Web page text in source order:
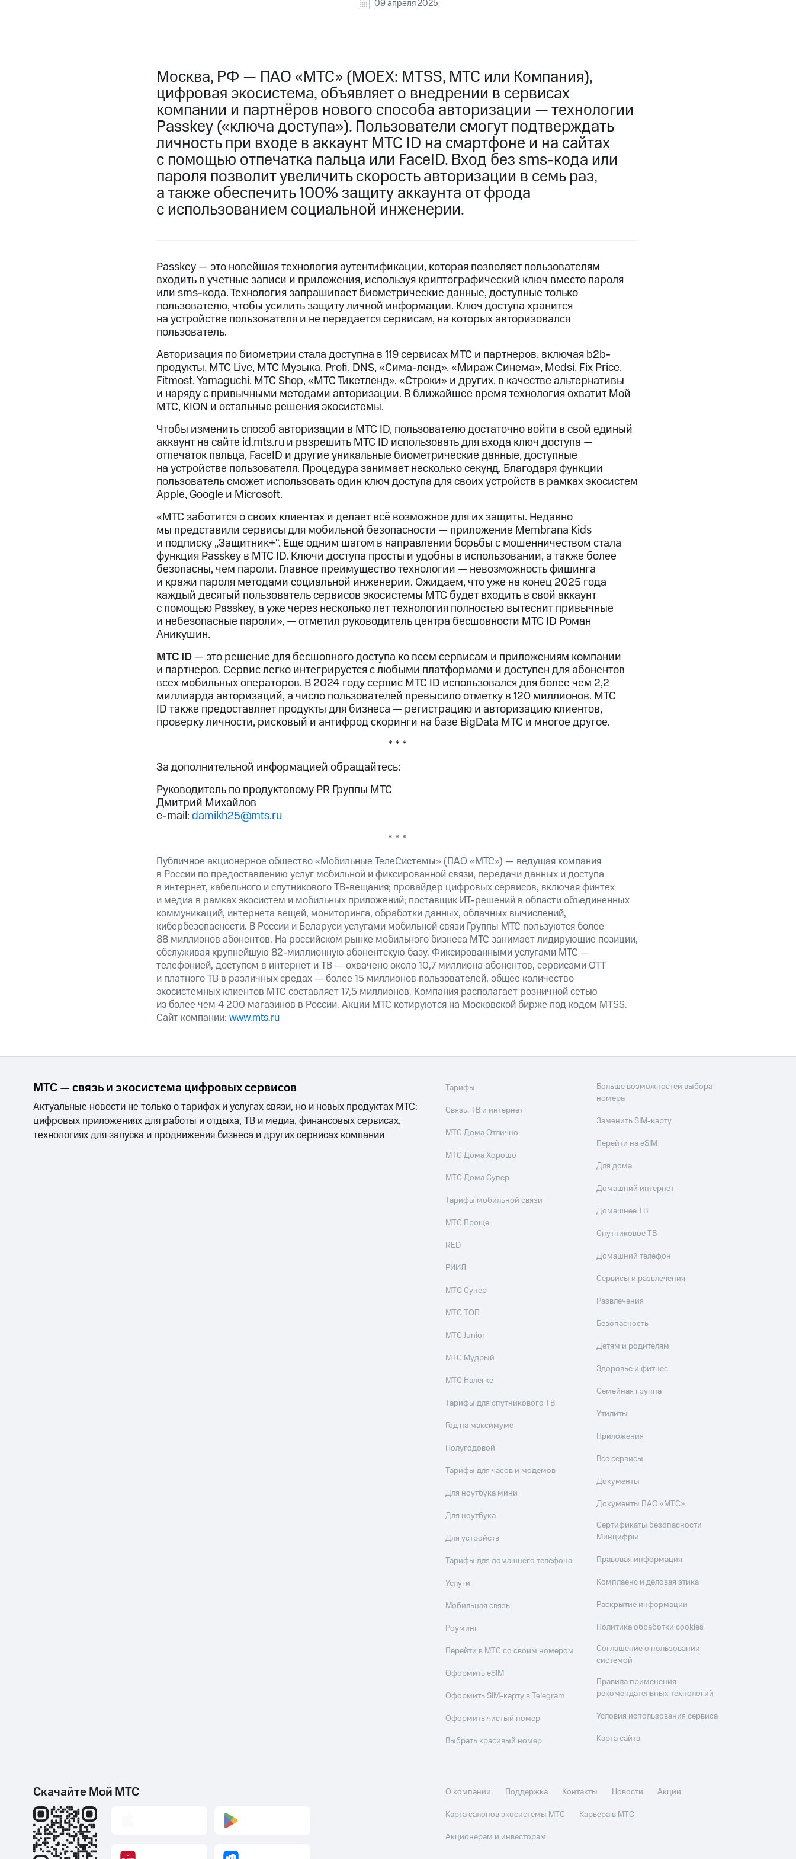
09 апреля 2025
Москва, РФ — ПАО «МТС» (MOEX: MTSS, МТС или Компания),
цифровая экосистема, объявляет о внедрении в сервисах
компании и партнёров нового способа авторизации — технологии
Passkey («ключа доступа»). Пользователи смогут подтверждать
личность при входе в аккаунт МТС ID на смартфоне и на сайтах
c помощью отпечатка пальца или FaceID. Вход без sms-кода или
пароля позволит увеличить скорость авторизации в семь раз,
а также обеспечить 100% защиту аккаунта от фрода
с использованием социальной инженерии.
Passkey — это новейшая технология аутентификации, которая позволяет пользователям
входить в учетные записи и приложения, используя криптографический ключ вместо пароля
или sms-кода. Технология запрашивает биометрические данные, доступные только
пользователю, чтобы усилить защиту личной информации. Ключ доступа хранится
на устройстве пользователя и не передается сервисам, на которых авторизовался
пользователь.
Авторизация по биометрии стала доступна в 119 сервисах МТС и партнеров, включая b2b-
продукты, МТС Live, МТС Музыка, Profi, DNS, «Сима-ленд», «Мираж Синема», Medsi, Fix Price,
Fitmost, Yamaguchi, МТС Shop, «МТС Тикетленд», «Строки» и других, в качестве альтернативы
и наряду с привычными методами авторизации. В ближайшее время технология охватит Мой
МТС, KION и остальные решения экосистемы.
Чтобы изменить способ авторизации в МТС ID, пользователю достаточно войти в свой единый
аккаунт на сайте id.mts.ru и разрешить МТС ID использовать для входа ключ доступа —
отпечаток пальца, FaceID и другие уникальные биометрические данные, доступные
на устройстве пользователя. Процедура занимает несколько секунд. Благодаря функции
пользователь сможет использовать один ключ доступа для своих устройств в рамках экосистем
Apple, Google и Microsoft.
«МТС заботится о своих клиентах и делает всё возможное для их защиты. Недавно
мы представили сервисы для мобильной безопасности — приложение Membrana Kids
и подписку „Защитник+“. Еще одним шагом в направлении борьбы с мошенничеством стала
функция Passkey в МТС ID. Ключи доступа просты и удобны в использовании, а также более
безопасны, чем пароли. Главное преимущество технологии — невозможность фишинга
и кражи пароля методами социальной инженерии. Ожидаем, что уже на конец 2025 года
каждый десятый пользователь сервисов экосистемы МТС будет входить в свой аккаунт
с помощью Passkey, а уже через несколько лет технология полностью вытеснит привычные
и небезопасные пароли», — отметил руководитель центра бесшовности МТС ID Роман
Аникушин.
МТС ID— это решение для бесшовного доступа ко всем сервисам и приложениям компании
и партнеров. Сервис легко интегрируется с любыми платформами и доступен для абонентов
всех мобильных операторов. В 2024 году сервис МТС ID использовался для более чем 2,2
миллиарда авторизаций, а число пользователей превысило отметку в 120 миллионов. МТС
ID также предоставляет продукты для бизнеса — регистрацию и авторизацию клиентов,
проверку личности, рисковый и антифрод скоринги на базе BigData МТС и многое другое.
* * *
За дополнительной информацией обращайтесь:
Руководитель по продуктовому PR Группы МТС
Дмитрий Михайлов
e-mail:damikh25@mts.ru
* * *
Публичное акционерное общество «Мобильные ТелеСистемы» (ПАО «МТС») — ведущая компания
в России по предоставлению услуг мобильной и фиксированной связи, передачи данных и доступа
в интернет, кабельного и спутникового ТВ-вещания; провайдер цифровых сервисов, включая финтех
и медиа в рамках экосистем и мобильных приложений; поставщик ИТ-решений в области объединенных
коммуникаций, интернета вещей, мониторинга, обработки данных, облачных вычислений,
кибербезопасности. В России и Беларуси услугами мобильной связи Группы МТС пользуются более
88 миллионов абонентов. На российском рынке мобильного бизнеса МТС занимает лидирующие позиции,
обслуживая крупнейшую 82-миллионную абонентскую базу. Фиксированными услугами МТС —
телефонией, доступом в интернет и ТВ — охвачено около 10,7 миллиона абонентов, сервисами OTT
и платного ТВ в различных средах — более 15 миллионов пользователей, общее количество
экосистемных клиентов МТС составляет 17,5 миллионов. Компания располагает розничной сетью
из более чем 4 200 магазинов в России. Акции МТС котируются на Московской бирже под кодом MTSS.
Сайт компании: www.mts.ru
МТС — связь и экосистема цифровых сервисов
Актуальные новости не только о тарифах и услугах связи, но и новых продуктах МТС:
цифровых приложениях для работы и отдыха, ТВ и медиа, финансовых сервисах,
технологиях для запуска и продвижения бизнеса и других сервисах компании
Тарифы
Связь, ТВ и интернет
МТС Дома Отлично
МТС Дома Хорошо
МТС Дома Супер
Тарифы мобильной связи
МТС Проще
RED
РИИЛ
МТС Супер
МТС ТОП
МТС Junior
МТС Мудрый
МТС Налегке
Тарифы для спутникового ТВ
Год на максимуме
Полугодовой
Тарифы для часов и модемов
Для ноутбука мини
Для ноутбука
Для устройств
Тарифы для домашнего телефона
Услуги
Мобильная связь
Роуминг
Перейти в МТС со своим номером
Оформить eSIM
Оформить SIM-карту в Telegram
Оформить чистый номер
Выбрать красивый номер
Больше возможностей выбора
номера
Заменить SIM-карту
Перейти на eSIM
Для дома
Домашний интернет
Домашнее ТВ
Спутниковое ТВ
Домашний телефон
Сервисы и развлечения
Развлечения
Безопасность
Детям и родителям
Здоровье и фитнес
Семейная группа
Утилиты
Приложения
Все сервисы
Документы
Документы ПАО «МТС»
Сертификаты безопасности
Минцифры
Правовая информация
Комплаенс и деловая этика
Раскрытие информации
Политика обработки cookies
Соглашение о пользовании
системой
Правила применения
рекомендательных технологий
Условия использования сервиса
Карта сайта
Скачайте Мой МТС О компании Поддержка Контакты Новости
Акции
Карта салонов экосистемы МТС
Карьера в МТС
Акционерам и инвесторам